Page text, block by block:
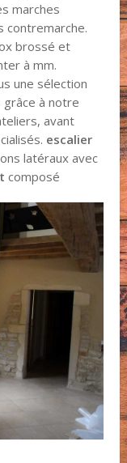
marches
contremarche.
brossé et
à mm.
une sélection
grâce à notre
avant
escalier
latéraux avec
composé